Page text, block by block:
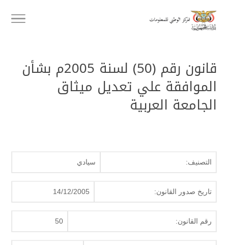
قانون رقم (50) لسنة 2005م بشأن
الموافقة علي تعديل ميثاق
الجامعة العربية
التصنيف: سيادي
تاريخ صدور القانون: 14/12/2005
رقم القانون: 50